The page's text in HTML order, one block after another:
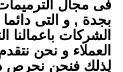
فى مجال
بجدة , و التى
الشركات باعمالنا
العملاء و نحن
لذلك فنحن نحرص